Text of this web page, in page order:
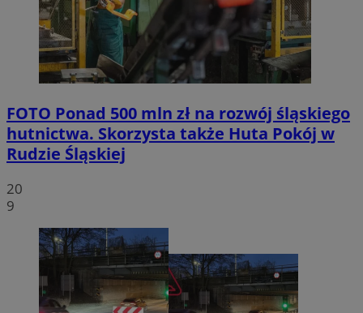
FOTO Ponad 500 mln zł na rozwój śląskiego
hutnictwa. Skorzysta także Huta Pokój w
Rudzie Śląskiej
20
9